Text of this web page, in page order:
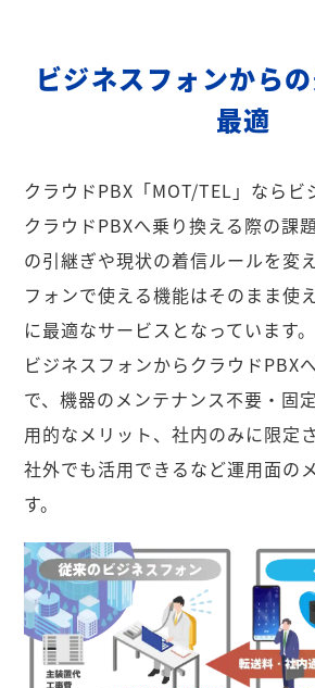
ビジネスフォンから
最適
クラウドPBX「MOT/TEL」ならビ
クラウドPBXへ乗り換える際の課
の引継ぎや現状の着信ルールを変
フォンで使える機能はそのまま使
に最適なサービスとなっています。
ビジネスフォンからクラウドPBX
で、機器のメンテナンス不要・固
用的なメリット、社内のみに限定
社外でも活用できるなど運用面の
す。